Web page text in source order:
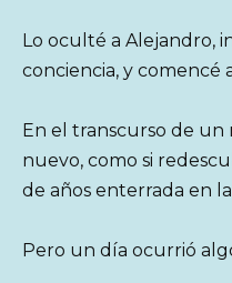
Lo oculté a Alejandro,
conciencia, y comencé
En el transcurso de un
nuevo, como si
de años enterrada en
Pero un día ocurrió